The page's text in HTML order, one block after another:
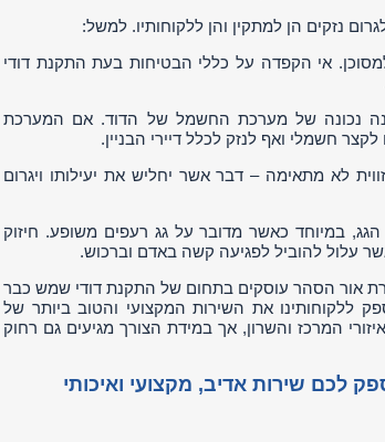
נזקים הן למתקין והן ללקוחותיו. למשל:
אי הקפדה על כללי הבטיחות בעת התקנת דודי
נכונה של מערכת החשמל של הדוד. אם המערכת
חשמלי ואף לנזק לכלל דיירי הבניין.
לא מתאימה – דבר אשר יחליש את יעילותו ויגרום
במיוחד כאשר מדובר על גג רעפים משופע. חיזוק
עלול להוביל לפגיעה קשה באדם וברכוש.
אור הסהר עוסקים בתחום של התקנת דודי שמש כבר
לספק ללקוחותינו את השירות המקצועי והטוב ביותר של
המרכז והשרון, אך במידת הצורך מגיעים גם רחוק
לכם שירות אדיב, מקצועי ואיכותי